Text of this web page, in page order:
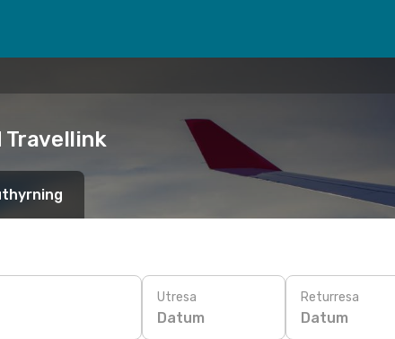
Travellink
Utresa
Datum
Returresa
Datum